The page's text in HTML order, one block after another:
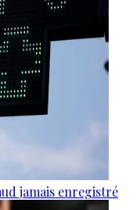
jamais enregistré